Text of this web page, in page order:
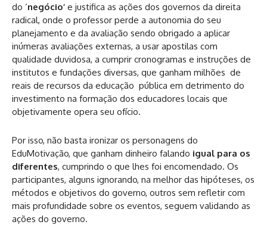
do ‘negócio’ e justifica as ações dos governos da direita
radical, onde o professor perde a autonomia do seu
planejamento e da avaliação sendo obrigado a aplicar
inúmeras avaliações externas, a usar apostilas com
qualidade duvidosa, a cumprir cronogramas e instruções de
institutos e fundações diversas, que ganham milhões de
reais de recursos da educação pública em detrimento do
investimento na formação dos educadores locais que
objetivamente opera seu ofício.
Por isso, não basta ironizar os personagens do
EduMotivação, que ganham dinheiro falando igual para os
diferentes, cumprindo o que lhes foi encomendado. Os
participantes, alguns ignorando, na melhor das hipóteses, os
métodos e objetivos do governo, outros sem refletir com
mais profundidade sobre os eventos, seguem validando as
ações do governo.